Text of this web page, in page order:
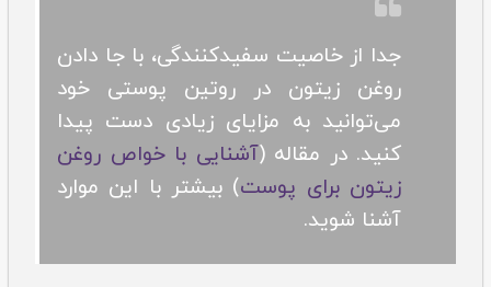
جدا از خاصیت سفیدکنندگی، با جا دادن
روغن زیتون در روتین پوستی خود
می‌توانید به مزایای زیادی دست پیدا
کنید. در مقاله (آشنایی با خواص روغن
زیتون برای پوست) بیشتر با این موارد
آشنا شوید.